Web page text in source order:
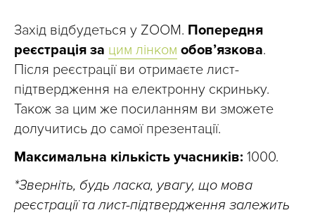
Захід відбудеться у ZOOM. Попередня
реєстрація за цим лінком обовʼязкова.
Після реєстрації ви отримаєте лист-
підтвердження на електронну скриньку.
Також за цим же посиланням ви зможете
долучитись до самої презентації.
Максимальна кількість учасників: 1000.
*Зверніть, будь ласка, увагу, що мова
реєстрації та лист-підтвердження залежить